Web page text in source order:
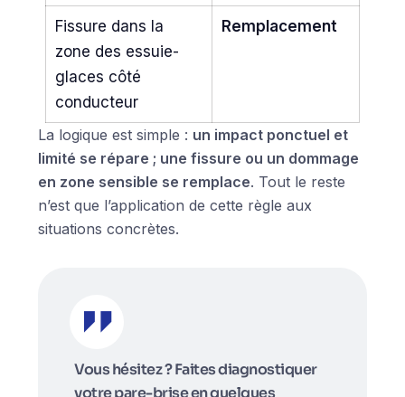
Fissure dans la
zone des essuie-
glaces côté
conducteur
Remplacement
La logique est simple : un impact ponctuel et
limité se répare ; une fissure ou un dommage
en zone sensible se remplace. Tout le reste
n’est que l’application de cette règle aux
situations concrètes.
Vous hésitez ? Faites diagnostiquer
votre pare-brise en quelques